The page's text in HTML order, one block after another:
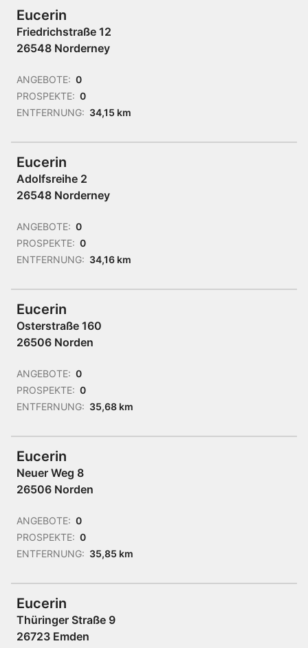
Eucerin
Friedrichstraße 12
26548 Norderney
ANGEBOTE: 0
PROSPEKTE: 0
ENTFERNUNG: 34,15 km
Eucerin
Adolfsreihe 2
26548 Norderney
ANGEBOTE: 0
PROSPEKTE: 0
ENTFERNUNG: 34,16 km
Eucerin
Osterstraße 160
26506 Norden
ANGEBOTE: 0
PROSPEKTE: 0
ENTFERNUNG: 35,68 km
Eucerin
Neuer Weg 8
26506 Norden
ANGEBOTE: 0
PROSPEKTE: 0
ENTFERNUNG: 35,85 km
Eucerin
Thüringer Straße 9
26723 Emden